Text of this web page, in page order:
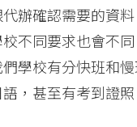
辦確認需要的資
不同要求也會不
學校有分快班和
，甚至有考到證